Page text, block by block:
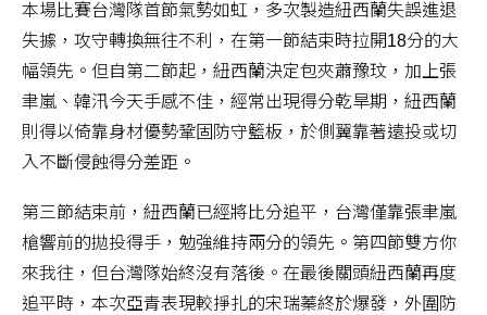
本場比賽台灣隊首節氣勢如虹，多次製造紐西蘭失誤進退
失據，攻守轉換無往不利，在第一節結束時拉開18分的大
幅領先。但自第二節起，紐西蘭決定包夾蕭豫玟，加上張
聿嵐、韓汛今天手感不佳，經常出現得分乾旱期，紐西蘭
則得以倚靠身材優勢鞏固防守籃板，於側翼靠著遠投或切
入不斷侵蝕得分差距。
第三節結束前，紐西蘭已經將比分追平，台灣僅靠張聿嵐
槍響前的拋投得手，勉強維持兩分的領先。第四節雙方你
來我往，但台灣隊始終沒有落後。在最後關頭紐西蘭再度
追平時，本次亞青表現較掙扎的宋瑞蓁終於爆發，外圍防